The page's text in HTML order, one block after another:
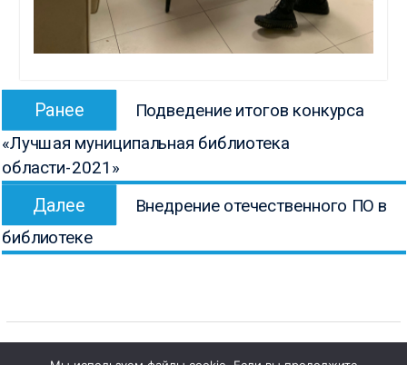
Навигация
записям
Ранее
запись:
Подведение итогов конкурса
«Лучшая муниципальная библиотека
области-2021»
Далее
запись:
Внедрение отечественного ПО в
библиотеке